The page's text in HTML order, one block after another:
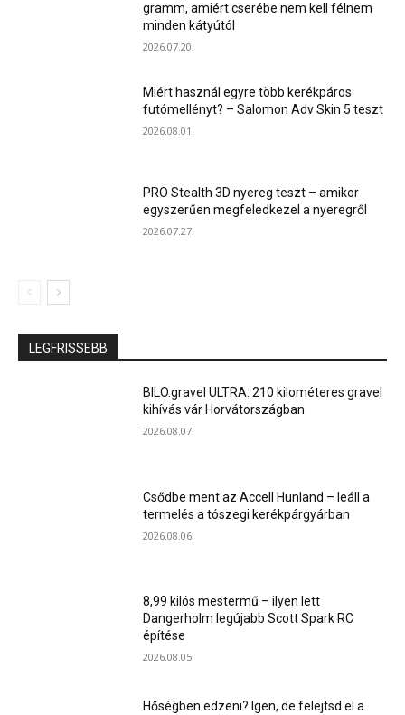
gramm, amiért cserébe nem kell félnem
minden kátyútól
2026.07.20.
Miért használ egyre több kerékpáros
futómellényt? – Salomon Adv Skin 5 teszt
2026.08.01.
PRO Stealth 3D nyereg teszt – amikor
egyszerűen megfeledkezel a nyeregről
2026.07.27.
LEGFRISSEBB
BILO.gravel ULTRA: 210 kilométeres gravel
kihívás vár Horvátországban
2026.08.07.
Csődbe ment az Accell Hunland – leáll a
termelés a tószegi kerékpárgyárban
2026.08.06.
8,99 kilós mestermű – ilyen lett
Dangerholm legújabb Scott Spark RC
építése
2026.08.05.
Hőségben edzeni? Igen, de felejtsd el a